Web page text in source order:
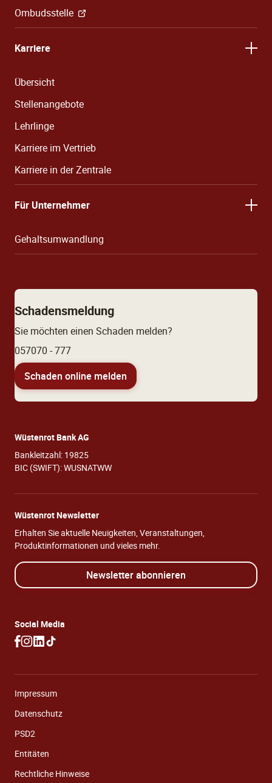
Ombudsstelle
Karriere
Übersicht
Stellenangebote
Lehrlinge
Karriere im Vertrieb
Karriere in der Zentrale
Für Unternehmer
Gehaltsumwandlung
Schadensmeldung
Sie möchten einen Schaden melden?
057070 - 777
Schaden online melden
Wüstenrot Bank AG
Bankleitzahl: 19825
BIC (SWIFT): WUSNATWW
Wüstenrot Newsletter
Erhalten Sie aktuelle Neuigkeiten, Veranstaltungen,
Produktinformationen und vieles mehr.
Newsletter abonnieren
Social Media
Impressum
Datenschutz
PSD2
Entitäten
Rechtliche Hinweise